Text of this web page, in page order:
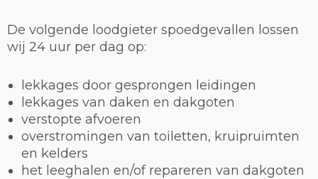
De volgende loodgieter spoedgevallen lossen
wij 24 uur per dag op:
lekkages door gesprongen leidingen
lekkages van daken en dakgoten
verstopte afvoeren
overstromingen van toiletten, kruipruimten
en kelders
het leeghalen en/of repareren van dakgoten